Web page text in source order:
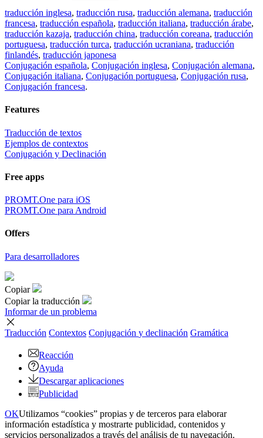
traducción inglesa, traducción rusa, traducción alemana, traducción
francesa, traducción española, traducción italiana, traducción árabe,
traducción kazaja, traducción china, traducción coreana, traducción
portuguesa, traducción turca, traducción ucraniana, traducción
finlandés, traducción japonesa
Conjugación española, Conjugación inglesa, Conjugación alemana,
Conjugación italiana, Conjugación portuguesa, Conjugación rusa,
Conjugación francesa.
Features
Traducción de textos
Ejemplos de contextos
Conjugación y Declinación
Free apps
PROMT.One para iOS
PROMT.One para Android
Offers
Para desarrolladores
Copiar
Copiar la traducción
Informar de un problema
Traducción Contextos Conjugación y declinación Gramática
Reacción
Ayuda
Descargar aplicaciones
Publicidad
OKUtilizamos “cookies” propias y de terceros para elaborar
información estadística y mostrarte publicidad, contenidos y
servicios personalizados a través del análisis de tu navegación.